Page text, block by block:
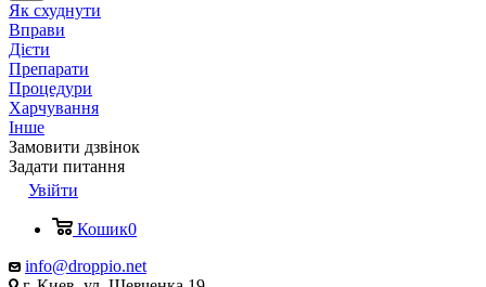
Як схуднути
Вправи
Дієти
Препарати
Процедури
Харчування
Інше
Замовити дзвінок
Задати питання
Увійти
Кошик0
info@droppio.net